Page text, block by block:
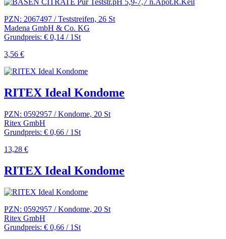
PZN: 2067497 / Teststreifen, 26 St
Madena GmbH & Co. KG
Grundpreis: € 0,14 / 1St
3,56 €
RITEX Ideal Kondome
PZN: 0592957 / Kondome, 20 St
Ritex GmbH
Grundpreis: € 0,66 / 1St
13,28 €
RITEX Ideal Kondome
PZN: 0592957 / Kondome, 20 St
Ritex GmbH
Grundpreis: € 0,66 / 1St